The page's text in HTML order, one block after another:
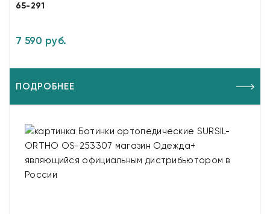
65-291
7 590 руб.
ПОДРОБНЕЕ